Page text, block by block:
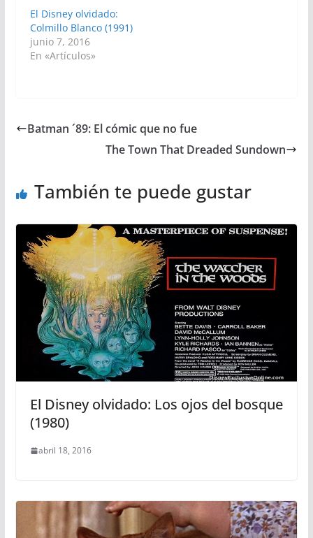
El Disney olvidado:
Colmillo Blanco (1991)
junio 7, 2016
En «Artículos»
Batman ´89: El cómic que no fue
The Town That Dreaded Sundown
También te puede gustar
El Disney olvidado: Los ojos del bosque
(1980)
abril 18, 2016